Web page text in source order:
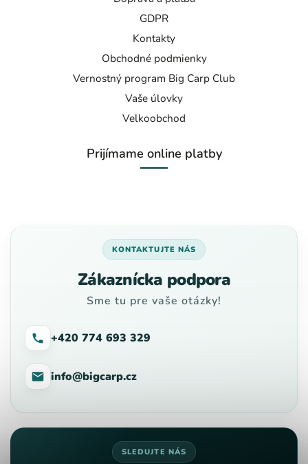
GDPR
Kontakty
Obchodné podmienky
Vernostný program Big Carp Club
Vaše úlovky
Velkoobchod
Prijímame online platby
KONTAKTUJTE NÁS
Zákaznícka podpora
Sme tu pre vaše otázky!
+420 774 693 329
info@bigcarp.cz
SLEDUJTE NÁS